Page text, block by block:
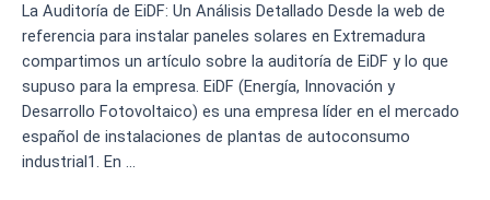
Europa
en
Barcelona
La Auditoría de EiDF: Un Análisis Detallado Desde la web de
referencia para instalar paneles solares en Extremadura
compartimos un artículo sobre la auditoría de EiDF y lo que
supuso para la empresa. EiDF (Energía, Innovación y
Desarrollo Fotovoltaico) es una empresa líder en el mercado
español de instalaciones de plantas de autoconsumo
industrial1. En …